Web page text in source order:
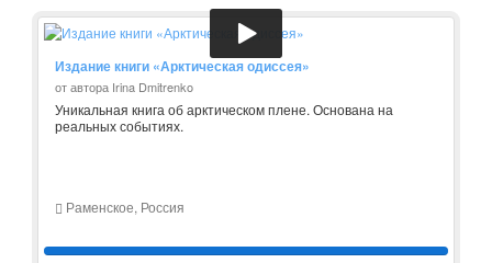
Издание книги «Арктическая одиссея»
от автора Irina Dmitrenko
Уникальная книга об арктическом плене. Основана на
реальных событиях.
Раменское, Россия